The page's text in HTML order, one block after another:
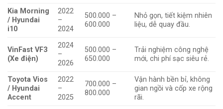
Kia Morning
/ Hyundai
i10
2022
–
2024
500.000 –
600.000
Nhỏ gọn, tiết kiệm nhiên
liệu, dễ quay đầu.
VinFast VF3
(Xe điện)
2024
–
2026
500.000 –
650.000
Trải nghiệm công nghệ
mới, chi phí sạc siêu rẻ.
Toyota Vios
/ Hyundai
Accent
2022
–
2025
700.000 –
800.000
Vận hành bền bỉ, không
gian ngồi và cốp xe rộng
rãi.